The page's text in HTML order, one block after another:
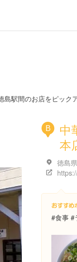
駅間のお店をピック
B
中
本
#食事 #